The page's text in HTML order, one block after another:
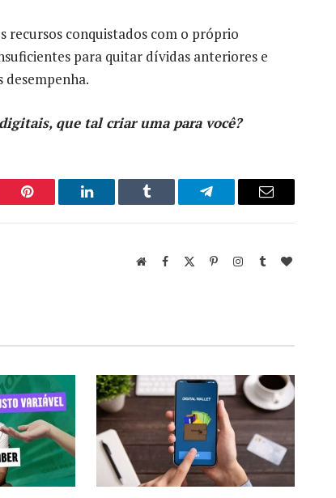
recursos conquistados com o próprio
para quitar dívidas anteriores e
desempenha.
que tal criar uma para você?
Pinterest LinkedIn Tumblr Telegram Email
WebsiteFacebook PinterestInstagram
TumblrBlogLovin